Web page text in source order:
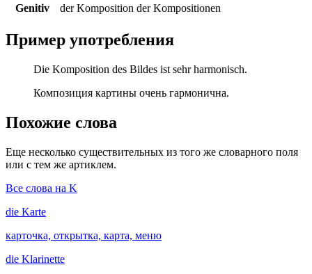
Genitiv
der Komposition der Kompositionen
Пример употребления
Die Komposition des Bildes ist sehr harmonisch.
Композиция картины очень гармонична.
Похожие слова
Еще несколько существительных из того же словарного поля
или с тем же артиклем.
Все слова на K
die Karte
карточка, открытка, карта, меню
die Klarinette